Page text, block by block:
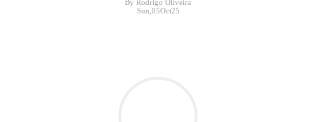
By Rodrigo Oliveira
Sun,05Oct25